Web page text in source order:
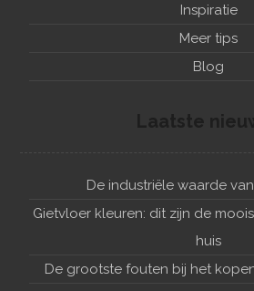
Inspiratie
Meer tips
Blog
De industriële waarde
Gietvloer kleuren: dit zijn de
huis
De grootste fouten bij het